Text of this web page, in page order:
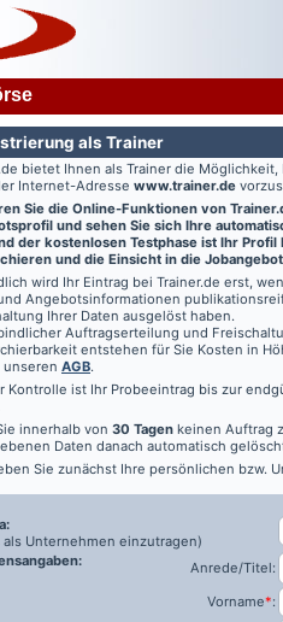
als Trainer
bietet Ihnen als Trainer die
Internet-Adresse www.trainer.de
Sie die Online-Funktionen von
und sehen Sie sich Ihre
der kostenlosen Testphase ist Ihr
und die Einsicht in die
wird Ihr Eintrag bei Trainer.de erst,
Angebotsinformationen
Ihrer Daten ausgelöst haben.
Auftragserteilung und
entstehen für Sie Kosten in
AGB.
Kontrolle ist Ihr Probeeintrag bis zur
innerhalb von 30 Tagen keinen Auftrag
Daten danach automatisch
Sie zunächst Ihre persönlichen bzw.
als Unternehmen einzutragen)
Anrede/Titel:
Vorname*: